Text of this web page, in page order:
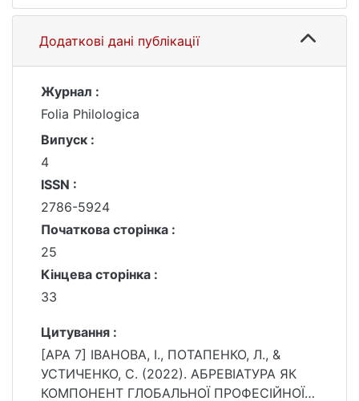
Додаткові дані публікації
Журнал :
Folia Philologica
Випуск :
4
ISSN :
2786-5924
Початкова сторінка :
25
Кінцева сторінка :
33
Цитування :
[APA 7] ІВАНОВА, І., ПОТАПЕНКО, Л., &
УСТИЧЕНКО, С. (2022). АБРЕВІАТУРА ЯК
КОМПОНЕНТ ГЛОБАЛЬНОЇ ПРОФЕСІЙНОЇ